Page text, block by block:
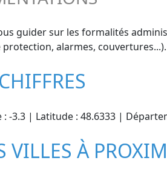
guider sur les formalités
alarmes, couvertures...).
-3.3 | Latitude : 48.6333 |
VILLES À